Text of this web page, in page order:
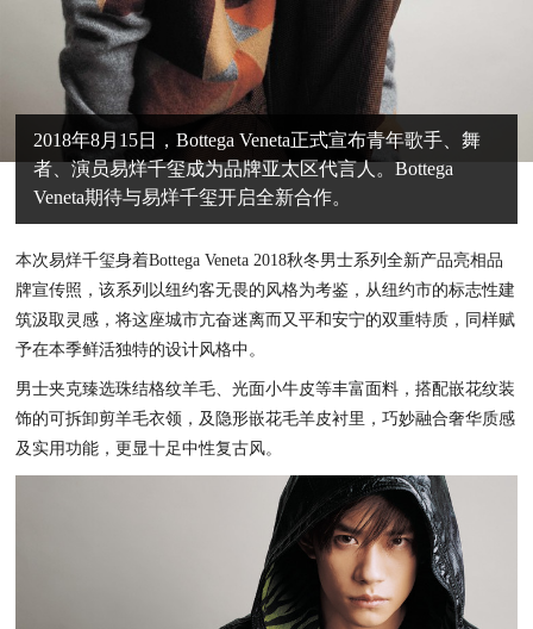
2018年8月15日，Bottega Veneta正式宣布青年歌手、舞
者、演员易烊千玺成为品牌亚太区代言人。Bottega
Veneta期待与易烊千玺开启全新合作。
本次易烊千玺身着Bottega Veneta 2018秋冬男士系列全新产品亮相品
牌宣传照，该系列以纽约客无畏的风格为考鉴，从纽约市的标志性建
筑汲取灵感，将这座城市亢奋迷离而又平和安宁的双重特质，同样赋
予在本季鲜活独特的设计风格中。
男士夹克臻选珠结格纹羊毛、光面小牛皮等丰富面料，搭配嵌花纹装
饰的可拆卸剪羊毛衣领，及隐形嵌花毛羊皮衬里，巧妙融合奢华质感
及实用功能，更显十足中性复古风。